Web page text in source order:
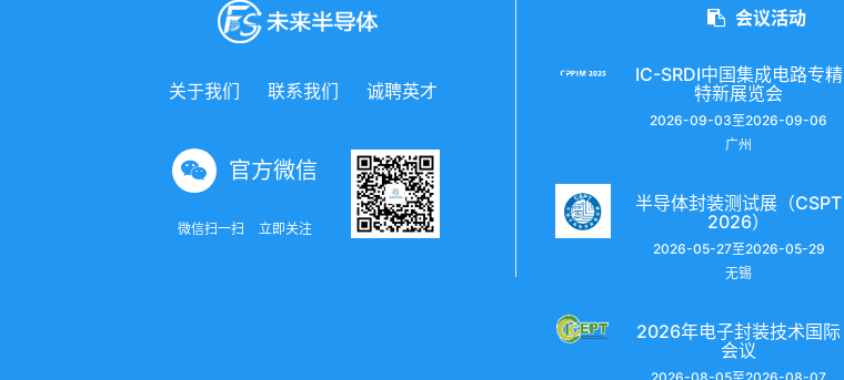
关于我们 联系我们 诚聘英才
官方微信
微信扫一扫 立即关注
会议活动
IC-SRDI中国集成电路专精
特新展览会
2026-09-03至2026-09-06
广州
半导体封装测试展（CSPT
2026）
2026-05-27至2026-05-29
无锡
2026年电子封装技术国际
会议